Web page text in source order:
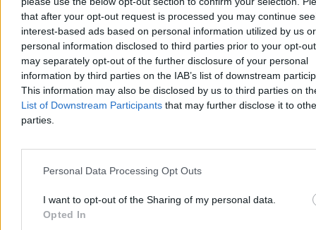
that after your opt-out request is processed you may continue
interest-based ads based on personal information utilized by us or
personal information disclosed to third parties prior to your opt-
may separately opt-out of the further disclosure of your personal
information by third parties on the IAB’s list of downstream
This information may also be disclosed by us to third parties on
List of Downstream Participants that may further disclose it to
parties.
Personal Data Processing Opt Outs
I want to opt-out of the Sharing of my personal data.
Opted In
Reklama
Reklama
Świat